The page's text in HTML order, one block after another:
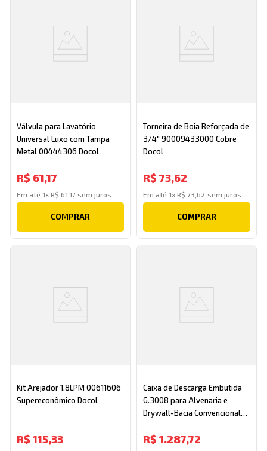
Válvula para Lavatório
Universal Luxo com Tampa
Metal 00444306 Docol
R$ 61,17
Em até 1xR$ 61 17 sem juros
COMPRAR
Torneira de Boia Reforçada de
3/4" 90009433000 Cobre
Docol
R$ 73,62
Em até 1x R$ 73 62 sem juros
COMPRAR
Kit Arejador 1,8LPM 00611606
Supereconômico Docol
R$ 115,33
Caixa de Descarga Embutida
G.3008 para Alvenaria e
Drywall-Bacia Convencional
R$ 1.287,72